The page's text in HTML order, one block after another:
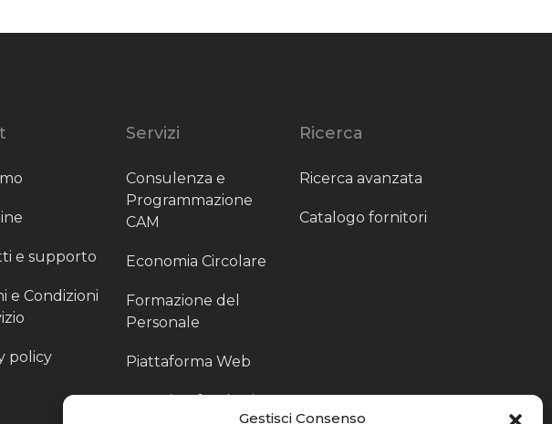
Gestisci Consenso
e supporto
e Condizioni
policy
Servizi
Consulenza e
Programmazione
CAM
Economia Circolare
Formazione del
Personale
Piattaforma Web
Scouting fornitori
Ricerca
Ricerca avanzata
Catalogo fornitori